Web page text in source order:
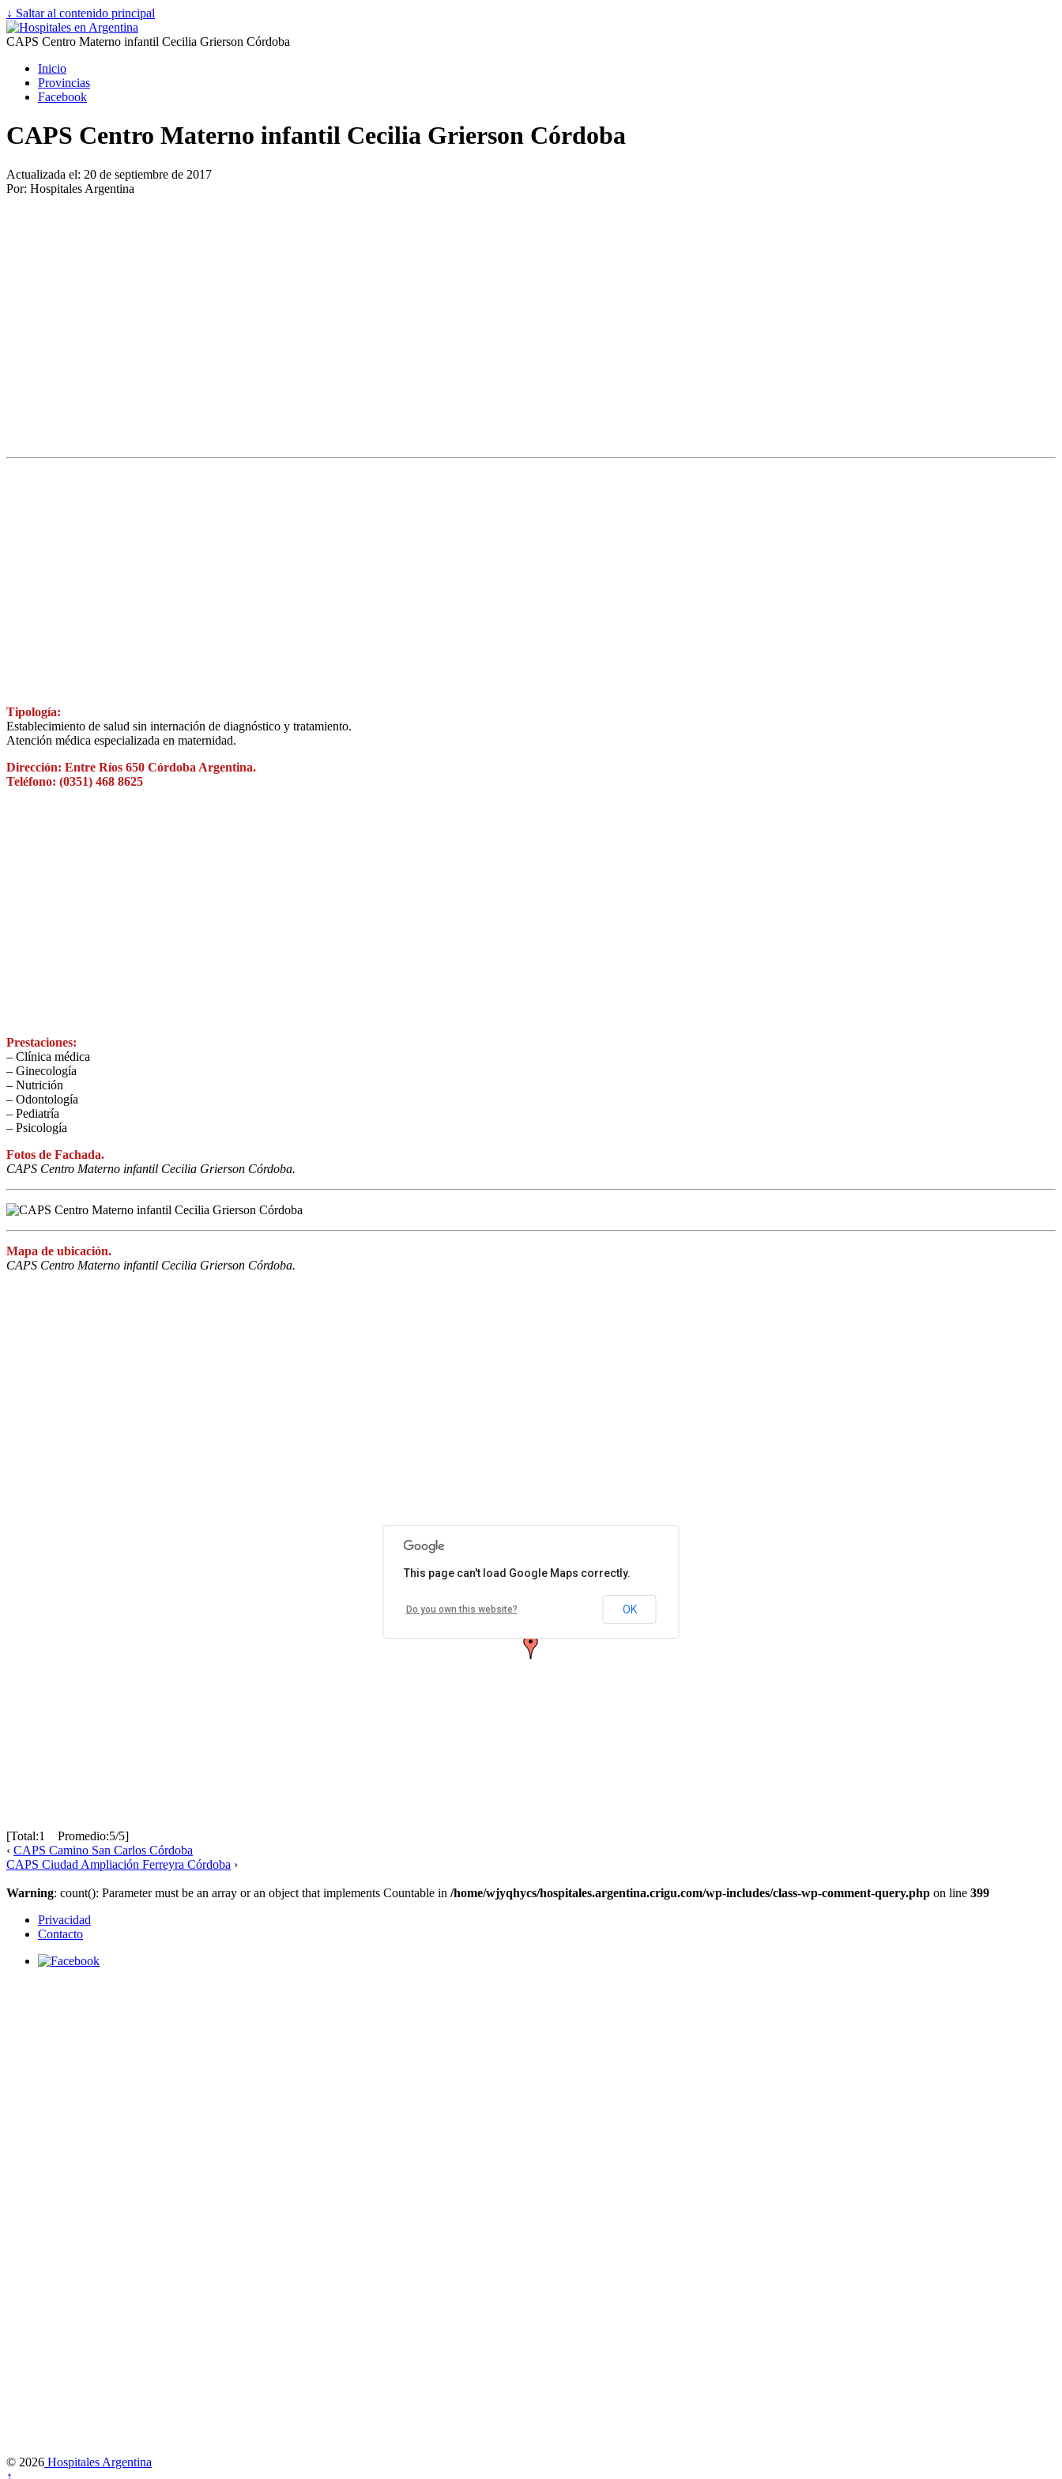
↓ Saltar al contenido principal
CAPS Centro Materno infantil Cecilia Grierson Córdoba
Inicio
Provincias
Facebook
CAPS Centro Materno infantil Cecilia Grierson Córdoba
Actualizada el: 20 de septiembre de 2017
Por: Hospitales Argentina
Tipología:
Establecimiento de salud sin internación de diagnóstico y tratamiento.
Atención médica especializada en maternidad.
Dirección: Entre Ríos 650 Córdoba Argentina.
Teléfono: (0351) 468 8625
Prestaciones:
– Clínica médica
– Ginecología
– Nutrición
– Odontología
– Pediatría
– Psicología
Fotos de Fachada.
CAPS Centro Materno infantil Cecilia Grierson Córdoba.
Mapa de ubicación.
CAPS Centro Materno infantil Cecilia Grierson Córdoba.
Entre Ríos 650. X5000AJN Córdoba, Argentina.
This page can't load Google Maps correctly.
Do you own this website? OK
[Total:1 Promedio:5/5]
‹ CAPS Camino San Carlos Córdoba
CAPS Ciudad Ampliación Ferreyra Córdoba ›
Warning: count(): Parameter must be an array or an object that implements Countable in /home/wjyqhycs/hospitales.argentina.crigu.com/wp-includes/class-wp-comment-query.php on line 399
Privacidad
Contacto
© 2026 Hospitales Argentina